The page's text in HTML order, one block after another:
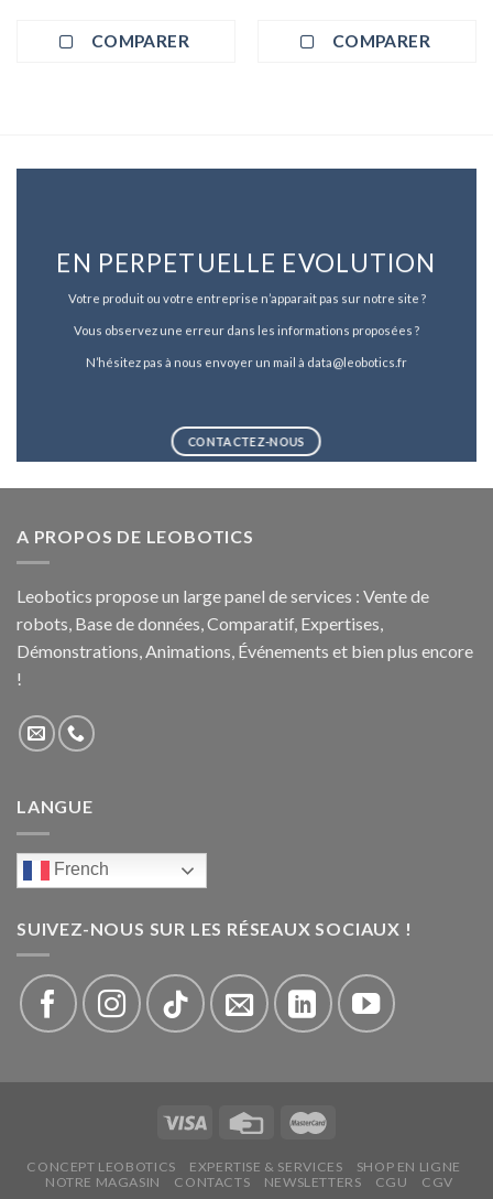
COMPARER COMPARER
EN PERPETUELLE EVOLUTION
Votre produit ou votre entreprise n’apparait pas sur notre site ?
Vous observez une erreur dans les informations proposées ?
N’hésitez pas à nous envoyer un mail à data@leobotics.fr
CONTACTEZ-NOUS
A PROPOS DE LEOBOTICS
Leobotics propose un large panel de services : Vente de
robots, Base de données, Comparatif, Expertises,
Démonstrations, Animations, Événements et bien plus encore
!
LANGUE
French
SUIVEZ-NOUS SUR LES RÉSEAUX SOCIAUX !
CONCEPT LEOBOTICS EXPERTISE & SERVICES
SHOP EN LIGNE
NOTRE MAGASIN
CONTACTS NEWSLETTERS CGU CGV